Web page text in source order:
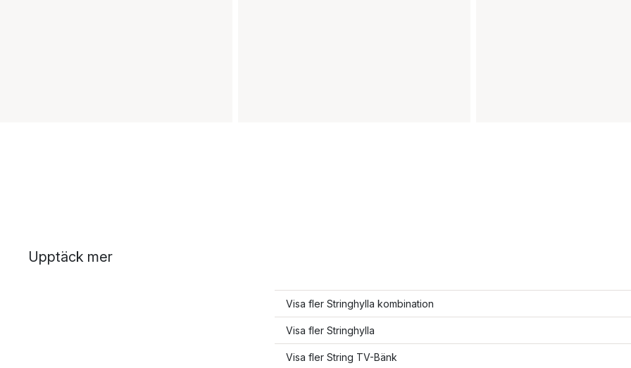
Upptäck mer
Visa fler Stringhylla kombination
Visa fler Stringhylla
Visa fler String TV-Bänk